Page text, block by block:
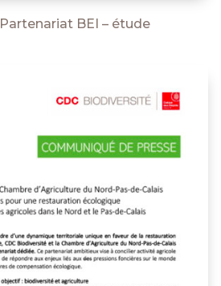
Partenariat BEI – étude